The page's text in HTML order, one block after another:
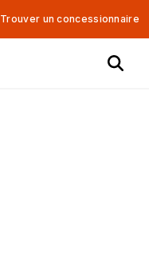
Trouver un concessionnaire